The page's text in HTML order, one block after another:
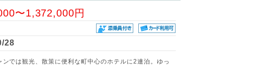
〜1,372,000円
28
ンでは観光、散策に便利な町中心のホテルに2連泊。ゆっ